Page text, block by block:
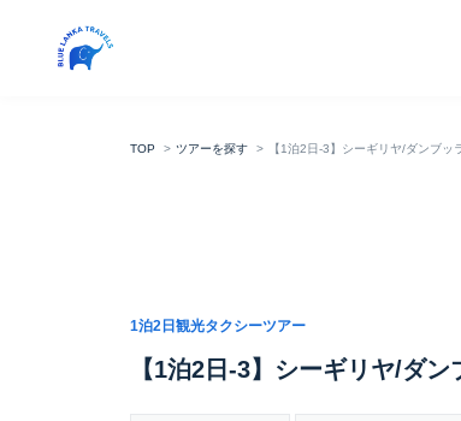
TOP ツアーを探す 【1泊2日-3】シーギリヤ/ダンブッ
1泊2日観光タクシーツアー
【1泊2日-3】シーギリヤ/ダ